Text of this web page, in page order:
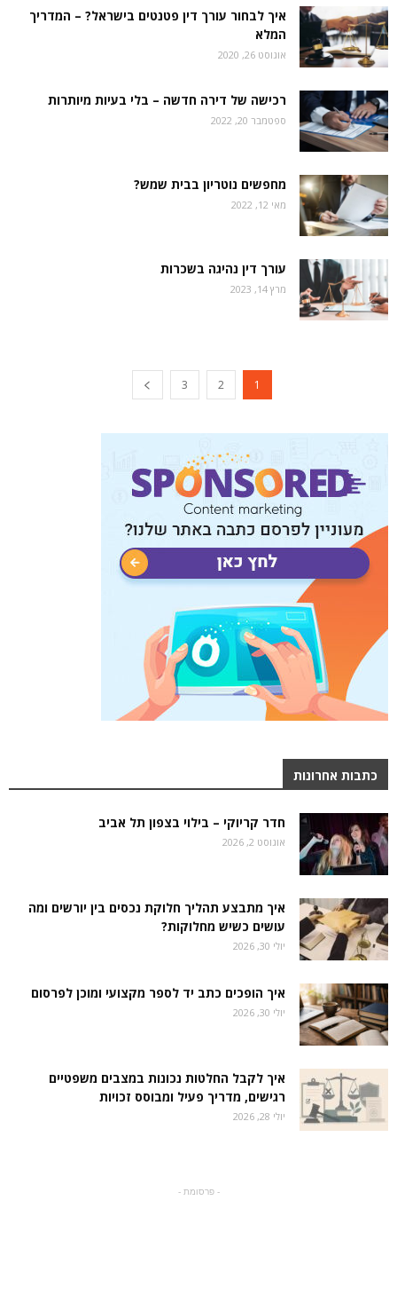
איך לבחור עורך דין פטנטים בישראל? – המדריך
המלא
אוגוסט 26, 2020
רכישה של דירה חדשה – בלי בעיות מיותרות
ספטמבר 20, 2022
מחפשים נוטריון בבית שמש?
מאי 12, 2022
עורך דין נהיגה בשכרות
מרץ 14, 2023
1
2
3
כתבות אחרונות
חדר קריוקי – בילוי בצפון תל אביב
אוגוסט 2, 2026
איך מתבצע תהליך חלוקת נכסים בין יורשים ומה
עושים כשיש מחלוקות?
יולי 30, 2026
איך הופכים כתב יד לספר מקצועי ומוכן לפרסום
יולי 30, 2026
איך לקבל החלטות נכונות במצבים משפטיים
רגישים, מדריך פעיל ומבוסס זכויות
יולי 28, 2026
- פרסומת -